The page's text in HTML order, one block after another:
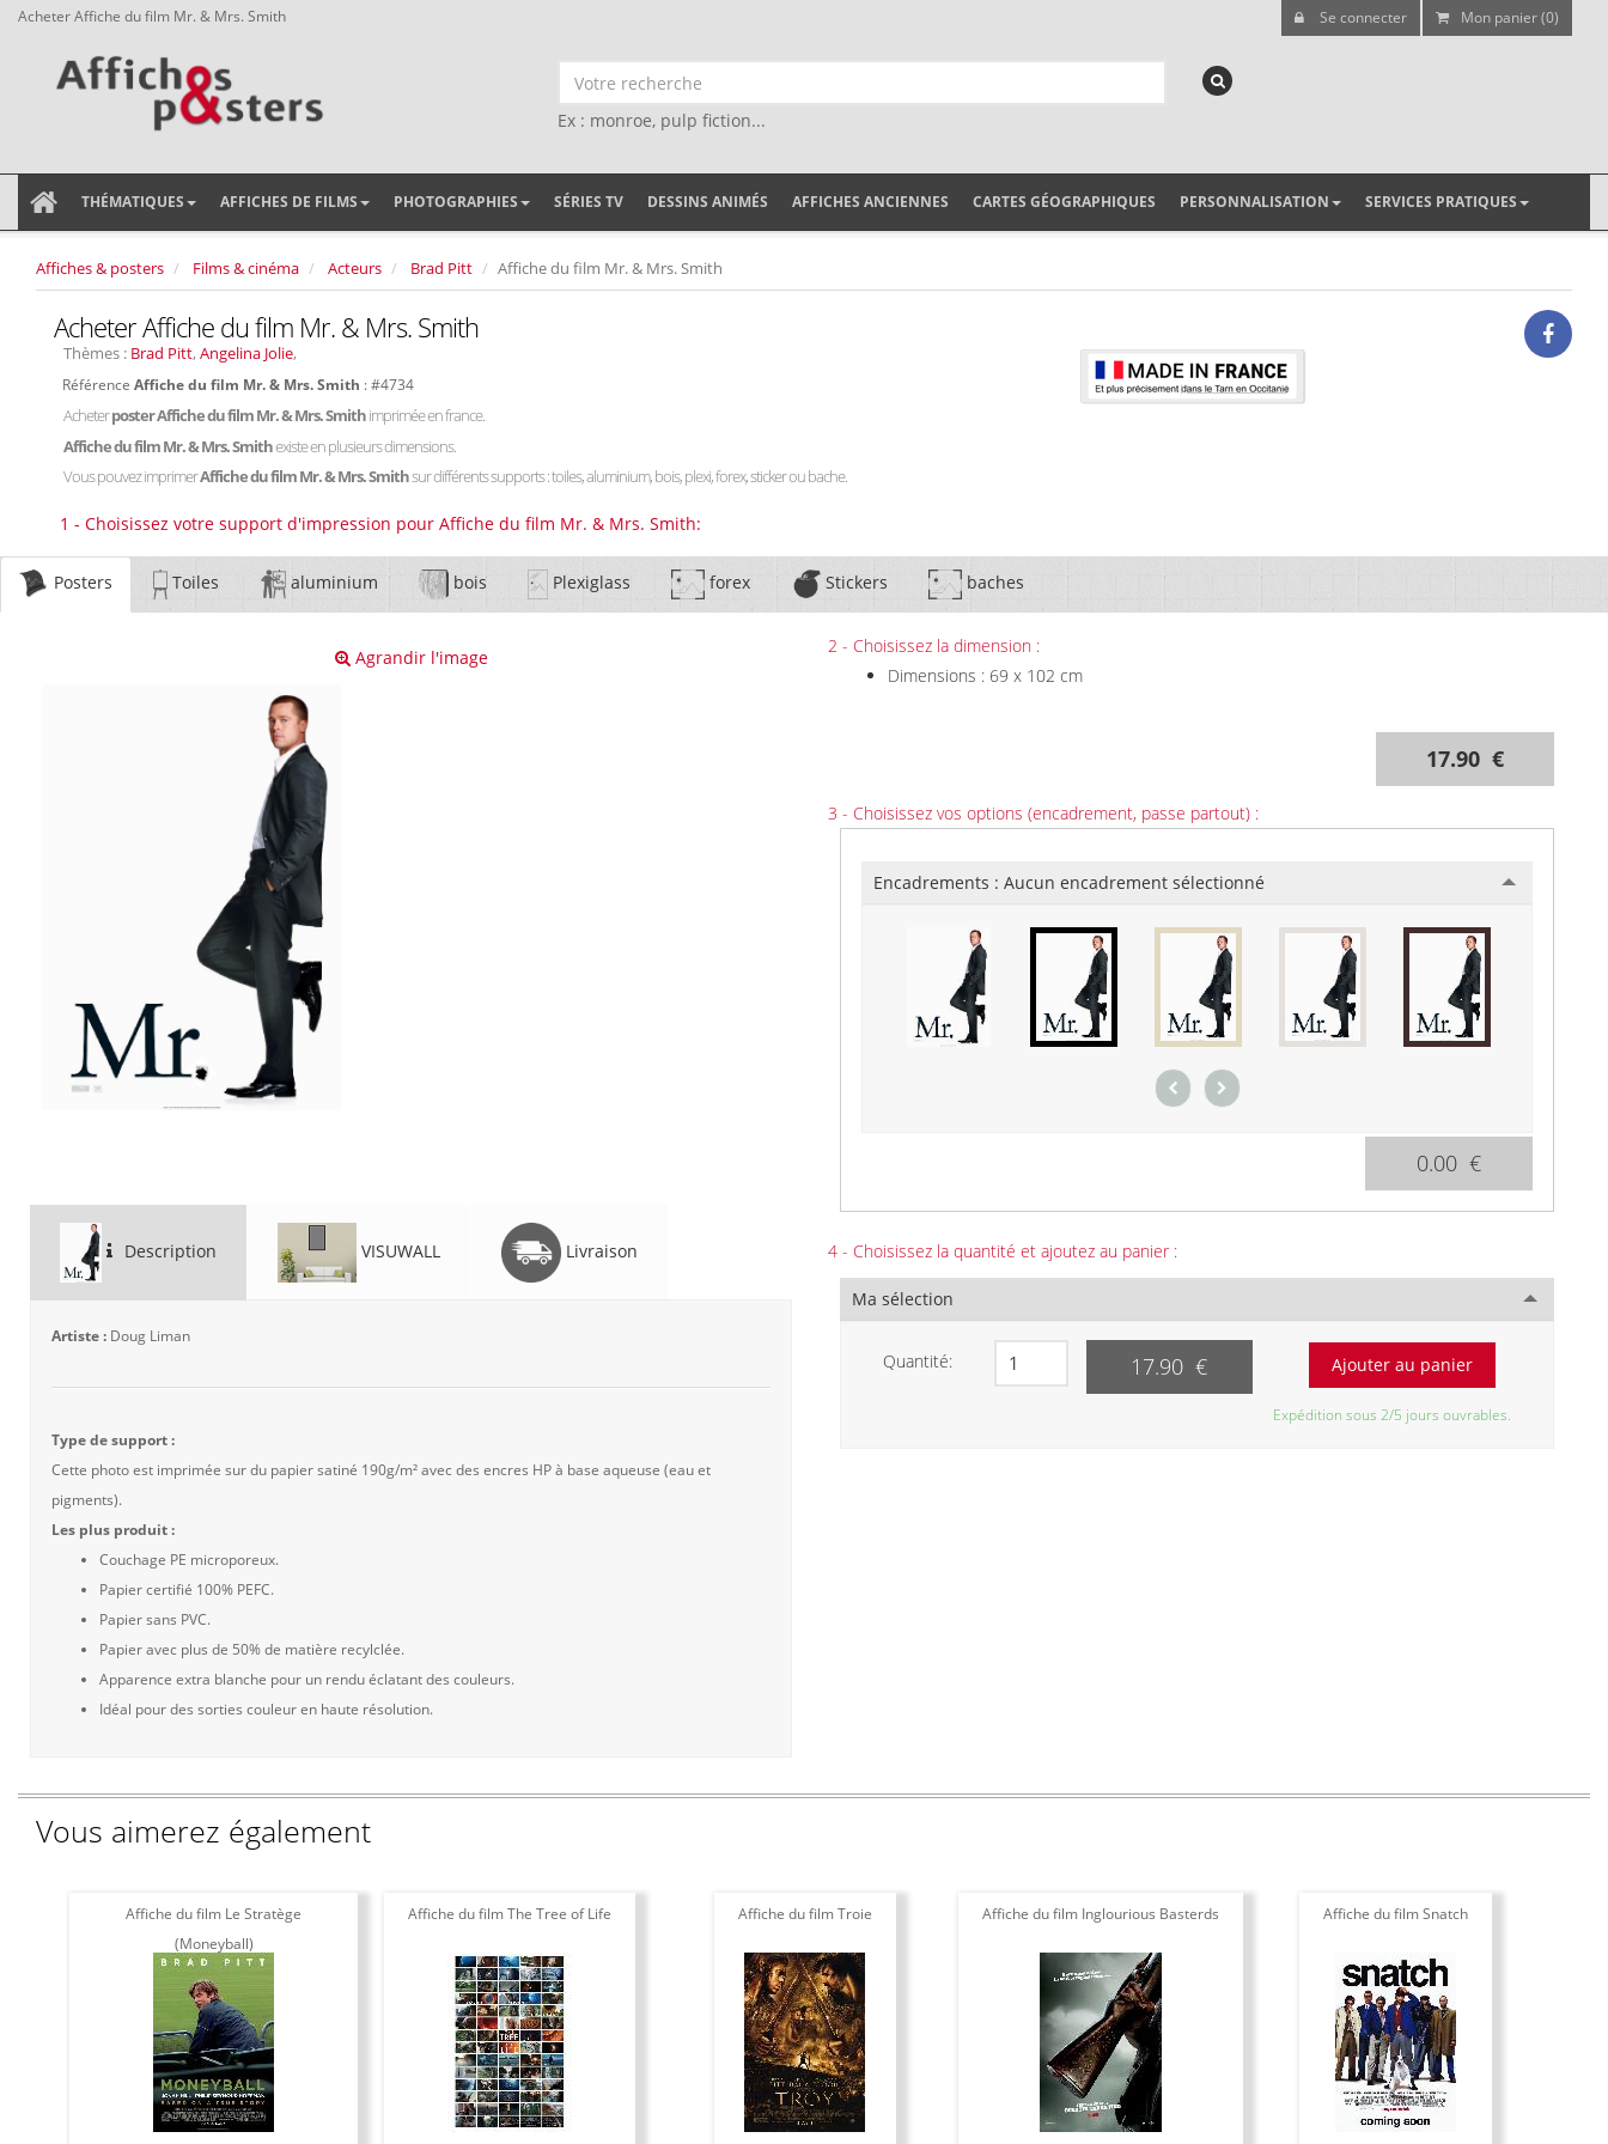
Acheter Affiche du film Mr. & Mrs. Smith Se connecter Mon panier (0)
Ex : monroe, pulp fiction...
THÉMATIQUES AFFICHES DE FILMS PHOTOGRAPHIES SÉRIES TV DESSINS ANIMÉS AFFICHES ANCIENNES CARTES GÉOGRAPHIQUES PERSONNALISATION SERVICES PRATIQUES
Affiches & posters Films & cinéma Acteurs Brad Pitt Affiche du film Mr. & Mrs. Smith
Acheter Affiche du film Mr. & Mrs. Smith
Thèmes : Brad Pitt, Angelina Jolie,
Référence Affiche du film Mr. & Mrs. Smith : #4734
Acheterposter Affiche du film Mr. & Mrs. Smithimprimée en france.
Affiche du film Mr. & Mrs. Smithexiste en plusieurs dimensions.
Vous pouvez imprimerAffiche du film Mr. & Mrs. Smithsur différents supports : toiles, aluminium, bois, plexi, forex, sticker ou bache.
1 - Choisissez votre support d'impression pour Affiche du film Mr. & Mrs. Smith:
Posters Toiles aluminium bois Plexiglass forex Stickers baches
Agrandir l'image
Description VISUWALL Livraison
Artiste : Doug Liman
Type de support :
Cette photo est imprimée sur du papier satiné 190g/m² avec des encres HP à base aqueuse (eau et
pigments).
Les plus produit :
Couchage PE microporeux.
Papier certifié 100% PEFC.
Papier sans PVC.
Papier avec plus de 50% de matière recylclée.
Apparence extra blanche pour un rendu éclatant des couleurs.
Idéal pour des sorties couleur en haute résolution.
2 - Choisissez la dimension :
Dimensions : 69 x 102 cm
17.90 €
3 - Choisissez vos options (encadrement, passe partout) :
Encadrements : Aucun encadrement sélectionné
0.00 €
4 - Choisissez la quantité et ajoutez au panier :
Ma sélection
Quantité: 17.90 €
Expédition sous 2/5 jours ouvrables.
Vous aimerez également
Affiche du film Le Stratège
(Moneyball)
Affiche du film The Tree of Life Affiche du film Troie Affiche du film Inglourious Basterds Affiche du film Snatch